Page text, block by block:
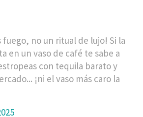
fuego, no un ritual de lujo! Si la
en un vaso de café te sabe a
con tequila barato y
¡ni el vaso más caro la